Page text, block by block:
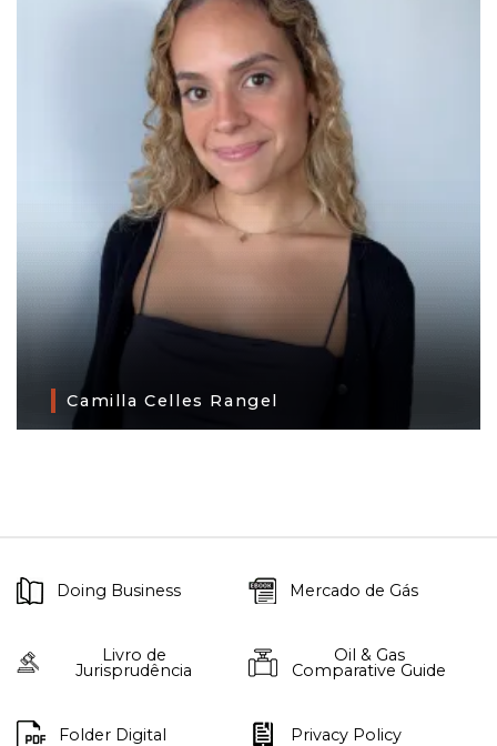
Camilla Celles Rangel
Doing Business Mercado de Gás
Livro de
Jurisprudência
Oil & Gas
Comparative Guide
Folder Digital Privacy Policy